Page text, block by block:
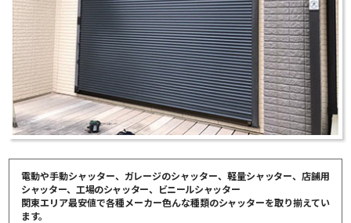
電動や手動シャッター、ガレージのシャッター、軽量シャッター、店舗用
シャッター、工場のシャッター、ビニールシャッター
関東エリア最安値で各種メーカー色んな種類のシャッターを取り揃えてい
ます。